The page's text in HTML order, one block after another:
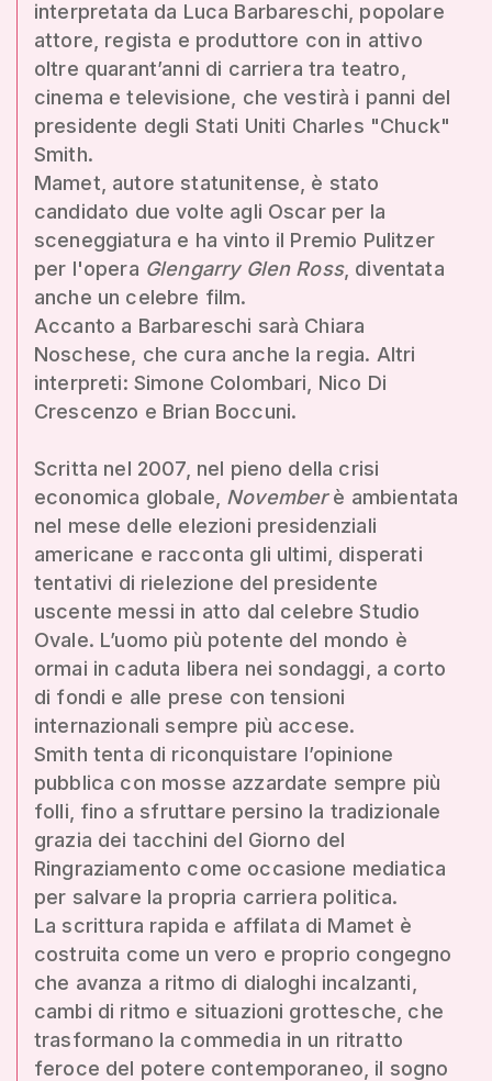
interpretata da Luca Barbareschi, popolare
attore, regista e produttore con in attivo
oltre quarant’anni di carriera tra teatro,
cinema e televisione, che vestirà i panni del
presidente degli Stati Uniti Charles "Chuck"
Smith.
Mamet, autore statunitense, è stato
candidato due volte agli Oscar per la
sceneggiatura e ha vinto il Premio Pulitzer
per l'opera Glengarry Glen Ross, diventata
anche un celebre film.
Accanto a Barbareschi sarà Chiara
Noschese, che cura anche la regia. Altri
interpreti: Simone Colombari, Nico Di
Crescenzo e Brian Boccuni.
Scritta nel 2007, nel pieno della crisi
economica globale, Novemberè ambientata
nel mese delle elezioni presidenziali
americane e racconta gli ultimi, disperati
tentativi di rielezione del presidente
uscente messi in atto dal celebre Studio
Ovale. L’uomo più potente del mondo è
ormai in caduta libera nei sondaggi, a corto
di fondi e alle prese con tensioni
internazionali sempre più accese.
Smith tenta di riconquistare l’opinione
pubblica con mosse azzardate sempre più
folli, fino a sfruttare persino la tradizionale
grazia dei tacchini del Giorno del
Ringraziamento come occasione mediatica
per salvare la propria carriera politica.
La scrittura rapida e affilata di Mamet è
costruita come un vero e proprio congegno
che avanza a ritmo di dialoghi incalzanti,
cambi di ritmo e situazioni grottesche, che
trasformano la commedia in un ritratto
feroce del potere contemporaneo, il sogno